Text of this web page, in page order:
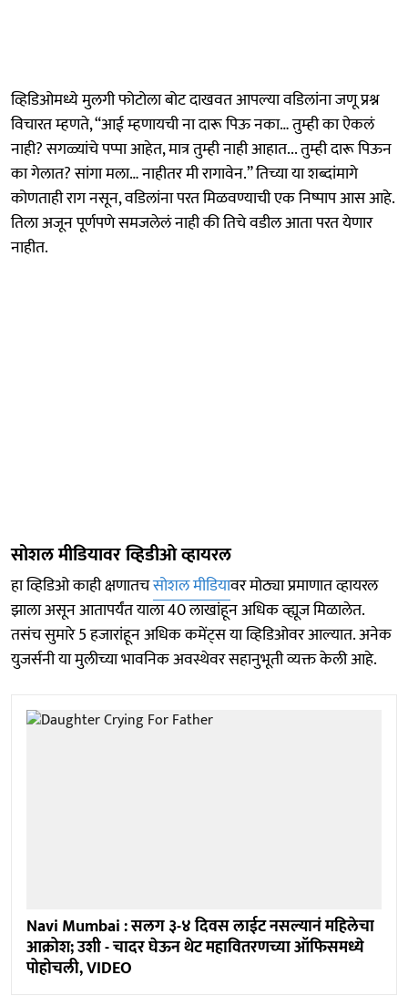
व्हिडिओमध्ये मुलगी फोटोला बोट दाखवत आपल्या वडिलांना जणू प्रश्न
विचारत म्हणते, “आई म्हणायची ना दारू पिऊ नका… तुम्ही का ऐकलं
नाही? सगळ्यांचे पप्पा आहेत, मात्र तुम्ही नाही आहात... तुम्ही दारू पिऊन
का गेलात? सांगा मला… नाहीतर मी रागावेन.” तिच्या या शब्दांमागे
कोणताही राग नसून, वडिलांना परत मिळवण्याची एक निष्पाप आस आहे.
तिला अजून पूर्णपणे समजलेलं नाही की तिचे वडील आता परत येणार
नाहीत.
सोशल मीडियावर व्हिडीओ व्हायरल
हा व्हिडिओ काही क्षणातचसोशल मीडियावर मोठ्या प्रमाणात व्हायरल
झाला असून आतापर्यंत याला 40 लाखांहून अधिक व्ह्यूज मिळालेत.
तसंच सुमारे 5 हजारांहून अधिक कमेंट्स या व्हिडिओवर आल्यात. अनेक
युजर्सनी या मुलीच्या भावनिक अवस्थेवर सहानुभूती व्यक्त केली आहे.
Navi Mumbai : सलग ३-४ दिवस लाईट नसल्यानं महिलेचा
आक्रोश; उशी - चादर घेऊन थेट महावितरणच्या ऑफिसमध्ये
पोहोचली, VIDEO